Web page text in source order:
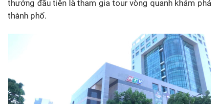
thưởng đầu tiên là tham gia tour vòng quanh khám phá
thành phố.